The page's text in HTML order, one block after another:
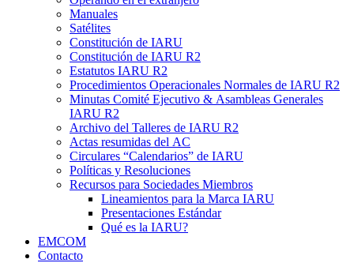
Manuales
Satélites
Constitución de IARU
Constitución de IARU R2
Estatutos IARU R2
Procedimientos Operacionales Normales de IARU R2
Minutas Comité Ejecutivo & Asambleas Generales
IARU R2
Archivo del Talleres de IARU R2
Actas resumidas del AC
Circulares “Calendarios” de IARU
Políticas y Resoluciones
Recursos para Sociedades Miembros
Lineamientos para la Marca IARU
Presentaciones Estándar
Qué es la IARU?
EMCOM
Contacto